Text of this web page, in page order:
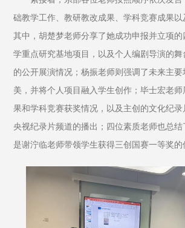
础教学工作、教研教改成果、学科竞赛成果以
其中，胡楚梦老师分享了她成功申报并立项
学重点研究基地项目，以及个人编剧导演的舞
的公开展演情况；杨振老师则强调了未来主
美，并将个人项目融入学生创作；毕士宏老
果和学科竞赛获奖情况，以及主创的文化纪
央视纪录片频道的播出；四位素质老师也总结
是谢泞临老师带领学生获得三创国赛一等奖的